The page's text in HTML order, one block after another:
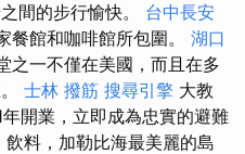
間的步行愉快。 台中長安
餐館和咖啡館所包圍。 湖口
之一不僅在美國，而且在多
士林 撥筋 搜尋引擎 大教
開業，立即成為忠實的避難
料，加勒比海最美麗的島